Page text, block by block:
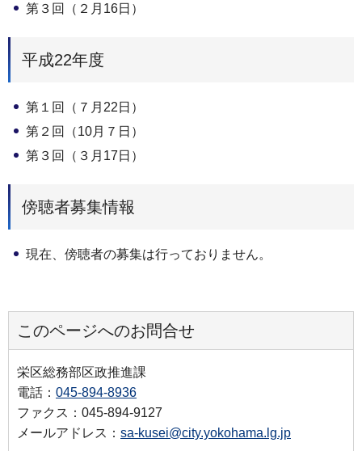
第３回（２月16日）
平成22年度
第１回（７月22日）
第２回（10月７日）
第３回（３月17日）
傍聴者募集情報
現在、傍聴者の募集は行っておりません。
このページへのお問合せ
栄区総務部区政推進課
電話： 045-894-8936
ファクス：045-894-9127
メールアドレス： sa-kusei@city.yokohama.lg.jp